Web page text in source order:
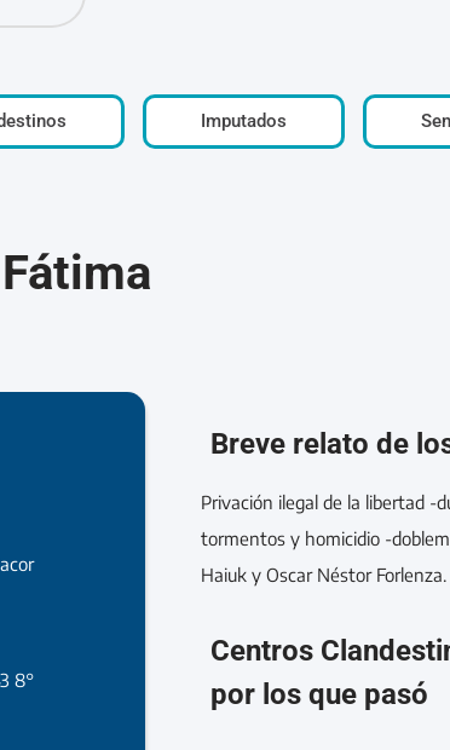
Imputados
8°
Breve relato de
Privación ilegal de la libertad -
tormentos y homicidio -
Haiuk y Oscar Néstor Forlenza.
Centros
por los que pasó